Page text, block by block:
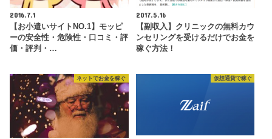
2016.7.1
【お小遣いサイトNO.1】モッピ
ーの安全性・危険性・口コミ・評
価・評判・…
2017.5.16
【副収入】クリニックの無料カウ
ンセリングを受けるだけでお金を
稼ぐ方法！
ネットでお金を稼ぐ 仮想通貨で稼ぐ